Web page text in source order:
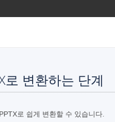
로 변환하는 단계
로 쉽게 변환할 수 있습니다.